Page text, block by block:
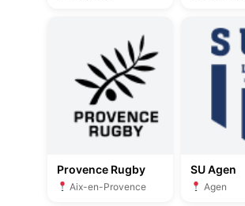
Provence Rugby
Aix-en-Provence
SU Agen
Agen